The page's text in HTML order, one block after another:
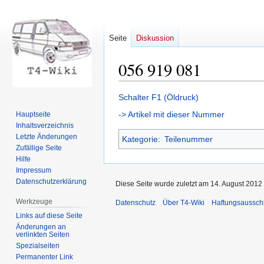
056 919 081
Zur
Navigation
Zur
Suche
Schalter F1 (Öldruck)
-> Artikel mit dieser Nummer
Kategorie: Teilenummer
Seite Diskussion
Hauptseite
Inhaltsverzeichnis
Letzte Änderungen
Zufällige Seite
Hilfe
Impressum
Datenschutzerklärung
Werkzeuge
Links auf diese Seite
Änderungen an
verlinkten Seiten
Spezialseiten
Permanenter Link
Diese Seite wurde zuletzt am 14. August
Datenschutz Über T4-Wiki